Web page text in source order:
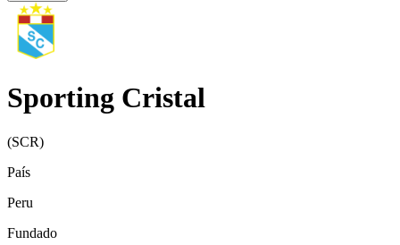
Sporting Cristal
(SCR)
País
Peru
Fundado